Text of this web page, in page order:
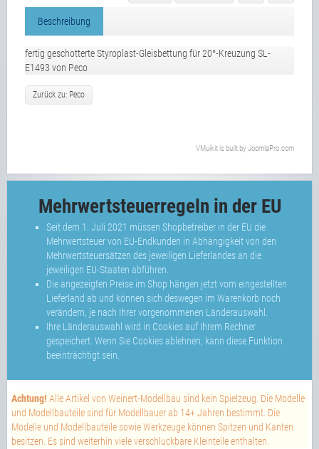
Beschreibung
fertig geschotterte Styroplast-Gleisbettung für 20°-Kreuzung SL-
E1493 von Peco
Zurück zu: Peco
VMuikit is built by JoomlaPro.com
Mehrwertsteuerregeln in der EU
Seit dem 1. Juli 2021 müssen Shopbetreiber in der EU die
Mehrwertsteuer von EU-Endkunden in Abhängigkeit von den
Mehrwertsteuersätzen des jeweiligen Lieferlandes an die
jeweiligen EU-Staaten abführen.
Die angezeigten Preise im Shop hängen jetzt vom eingestellten
Lieferland ab und können sich deswegen im Warenkorb noch
verändern, je nach Ihrer vorgenommenen Länderauswahl.
Ihre Länderauswahl wird in Cookies auf Ihrem Rechner
gespeichert. Wenn Sie Cookies ablehnen, kann diese Funktion
beeinträchtigt sein.
Achtung! Alle Artikel von Weinert-Modellbau sind kein Spielzeug. Die Modelle
und Modellbauteile sind für Modellbauer ab 14+ Jahren bestimmt. Die
Modelle und Modellbauteile sowie Werkzeuge können Spitzen und Kanten
besitzen. Es sind weiterhin viele verschluckbare Kleinteile enthalten.